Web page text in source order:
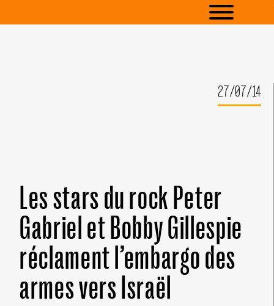
27/07/14
Les stars du rock Peter
Gabriel et Bobby Gillespie
réclament l’embargo des
armes vers Israël